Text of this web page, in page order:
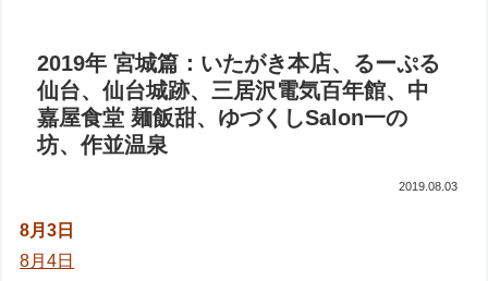
2019年 宮城篇：いたがき本店、るーぷる
仙台、仙台城跡、三居沢電気百年館、中
嘉屋食堂 麺飯甜、ゆづくしSalon一の
坊、作並温泉
2019.08.03
8月3日
8月4日